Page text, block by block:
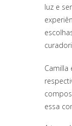
luz e
Camilla
essa